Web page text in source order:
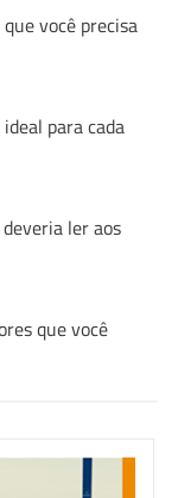
você precisa
para cada
ler aos
que você